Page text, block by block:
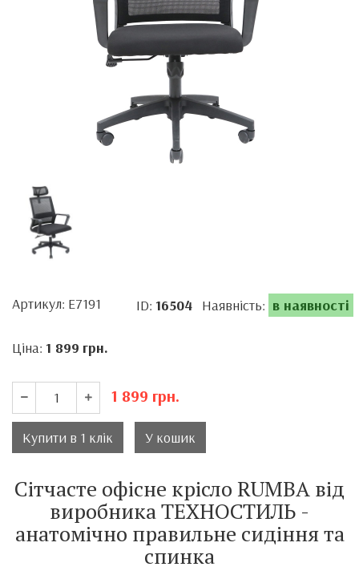
ID: 16504Наявність: в наявності
Артикул: E7191
Ціна: 1 899 грн.
1 899 грн.
Купити в 1 клік У кошик
Сітчасте офісне крісло RUMBA від
виробника ТЕХНОСТИЛЬ -
анатомічно правильне сидіння та
спинка